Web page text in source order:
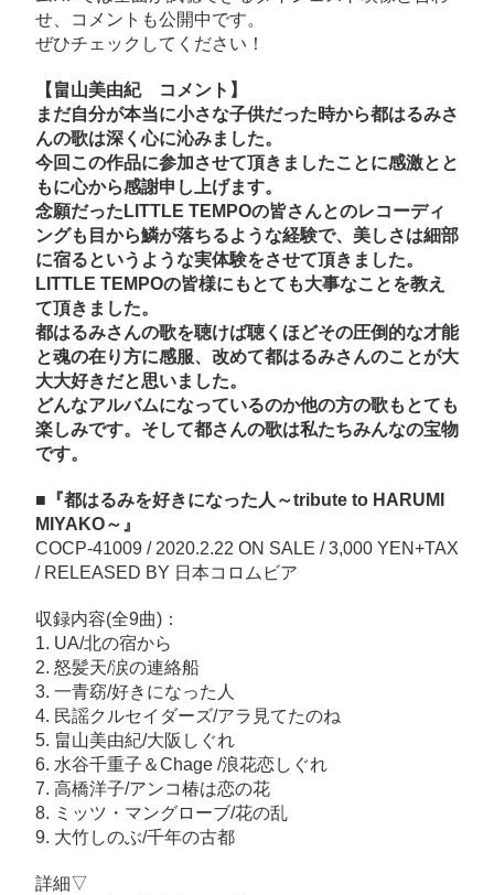
せ、コメントも公開中です。
ぜひチェックしてください！
【畠山美由紀 コメント】
まだ自分が本当に小さな子供だった時から都はるみさ
んの歌は深く心に沁みました。
今回この作品に参加させて頂きましたことに感激とと
もに心から感謝申し上げます。
念願だったLITTLE TEMPOの皆さんとのレコーディ
ングも目から鱗が落ちるような経験で、美しさは細部
に宿るというような実体験をさせて頂きました。
LITTLE TEMPOの皆様にもとても大事なことを教え
て頂きました。
都はるみさんの歌を聴けば聴くほどその圧倒的な才能
と魂の在り方に感服、改めて都はるみさんのことが大
大大好きだと思いました。
どんなアルバムになっているのか他の方の歌もとても
楽しみです。そして都さんの歌は私たちみんなの宝物
です。
■『都はるみを好きになった人～tribute to HARUMI
MIYAKO～』
COCP-41009 / 2020.2.22 ON SALE / 3,000 YEN+TAX
/ RELEASED BY 日本コロムビア
収録内容(全9曲)：
1. UA/北の宿から
2. 怒髪天/涙の連絡船
3. 一青窈/好きになった人
4. 民謡クルセイダーズ/アラ見てたのね
5. 畠山美由紀/大阪しぐれ
6. 水谷千重子＆Chage /浪花恋しぐれ
7. 高橋洋子/アンコ椿は恋の花
8. ミッツ・マングローブ/花の乱
9. 大竹しのぶ/千年の古都
詳細▽